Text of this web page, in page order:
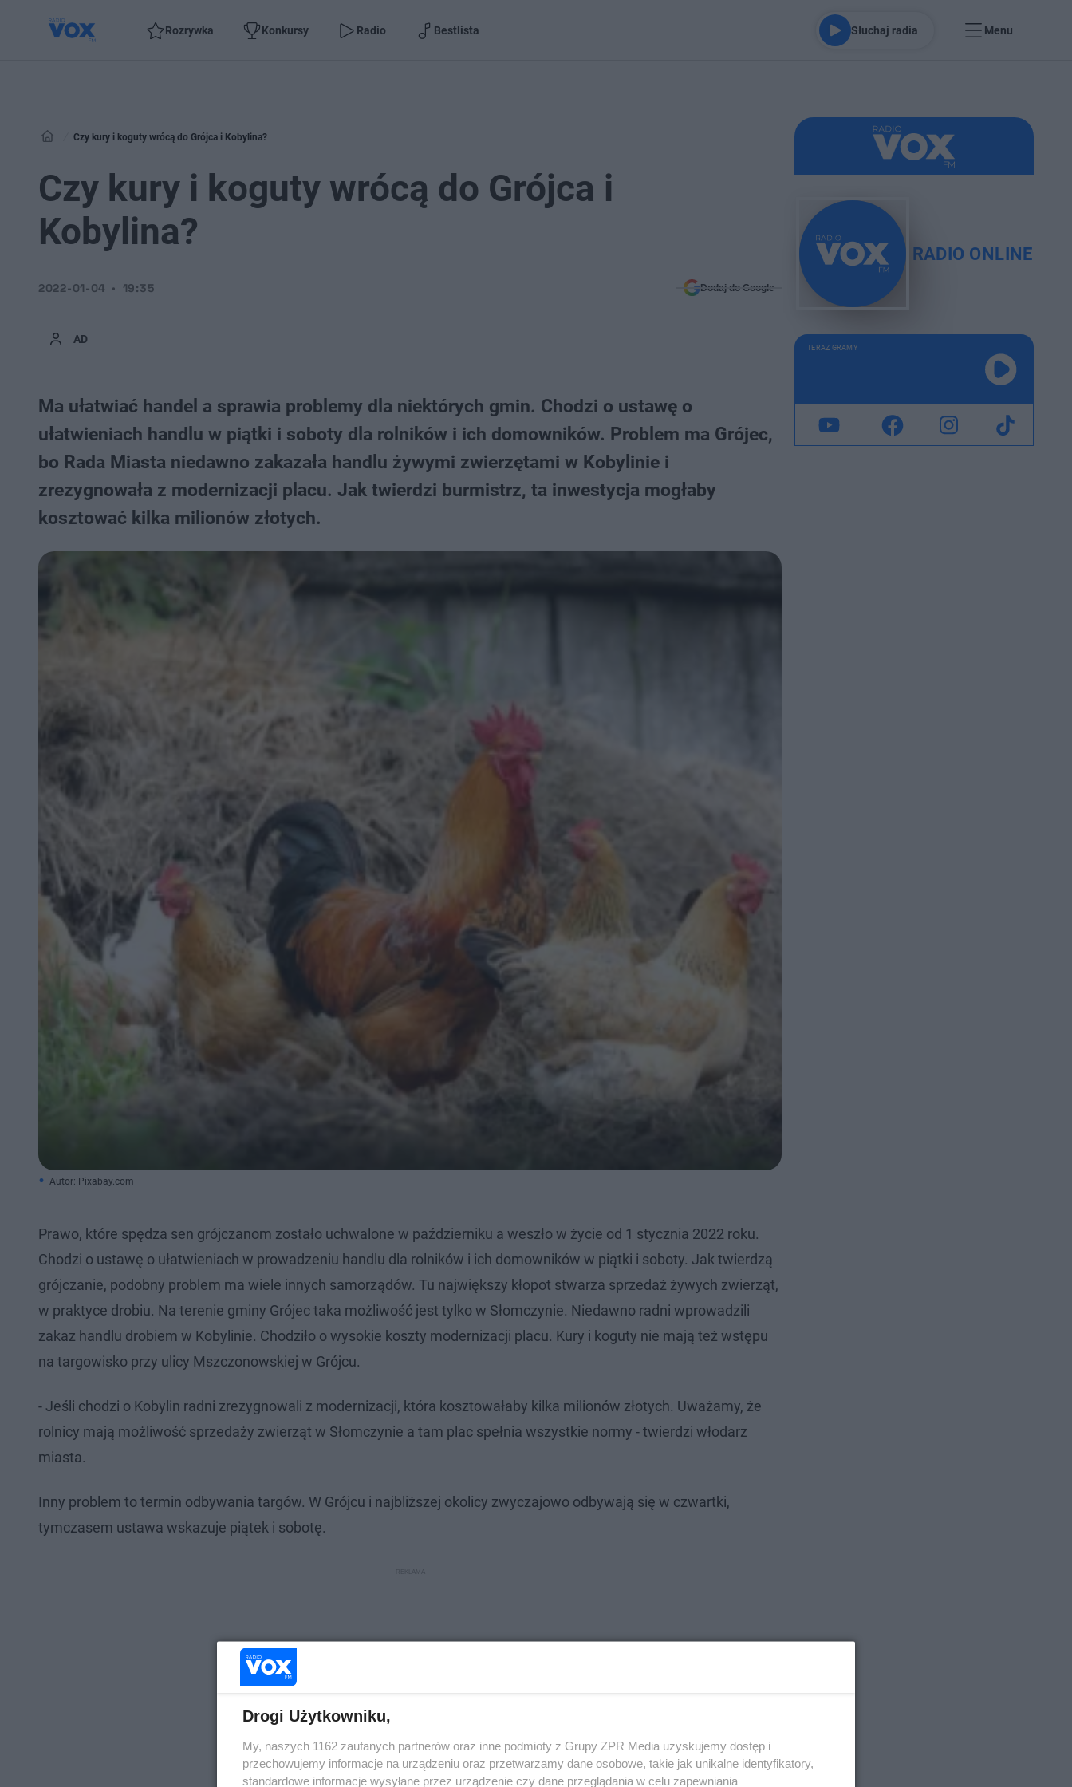
Rozrywka Konkursy Radio Bestlista Słuchaj radia Menu
Czy kury i koguty wrócą do Grójca i Kobylina?
Czy kury i koguty wrócą do Grójca i
Kobylina?
AD
2022-01-04 19:35 Dodaj do Google
Ma ułatwiać handel a sprawia problemy dla niektórych gmin. Chodzi o ustawę o
ułatwieniach handlu w piątki i soboty dla rolników i ich domowników. Problem ma Grójec,
bo Rada Miasta niedawno zakazała handlu żywymi zwierzętami w Kobylinie i
zrezygnowała z modernizacji placu. Jak twierdzi burmistrz, ta inwestycja mogłaby
kosztować kilka milionów złotych.
Autor: Pixabay.com
Prawo, które spędza sen grójczanom zostało uchwalone w październiku a weszło w życie od 1 stycznia 2022 roku.
Chodzi o ustawę o ułatwieniach w prowadzeniu handlu dla rolników i ich domowników w piątki i soboty. Jak twierdzą
grójczanie, podobny problem ma wiele innych samorządów. Tu największy kłopot stwarza sprzedaż żywych zwierząt,
w praktyce drobiu. Na terenie gminy Grójec taka możliwość jest tylko w Słomczynie. Niedawno radni wprowadzili
zakaz handlu drobiem w Kobylinie. Chodziło o wysokie koszty modernizacji placu. Kury i koguty nie mają też wstępu
na targowisko przy ulicy Mszczonowskiej w Grójcu.
- Jeśli chodzi o Kobylin radni zrezygnowali z modernizacji, która kosztowałaby kilka milionów złotych. Uważamy, że
rolnicy mają możliwość sprzedaży zwierząt w Słomczynie a tam plac spełnia wszystkie normy - twierdzi włodarz
miasta.
Inny problem to termin odbywania targów. W Grójcu i najbliższej okolicy zwyczajowo odbywają się w czwartki,
tymczasem ustawa wskazuje piątek i sobotę.
RADIO ONLINE
TERAZ GRAMY
Drogi Użytkowniku,
My, naszych 1162 zaufanych partnerów oraz inne podmioty z Grupy ZPR Media uzyskujemy dostęp i
przechowujemy informacje na urządzeniu oraz przetwarzamy dane osobowe, takie jak unikalne identyfikatory,
standardowe informacje wysyłane przez urządzenie czy dane przeglądania w celu zapewniania